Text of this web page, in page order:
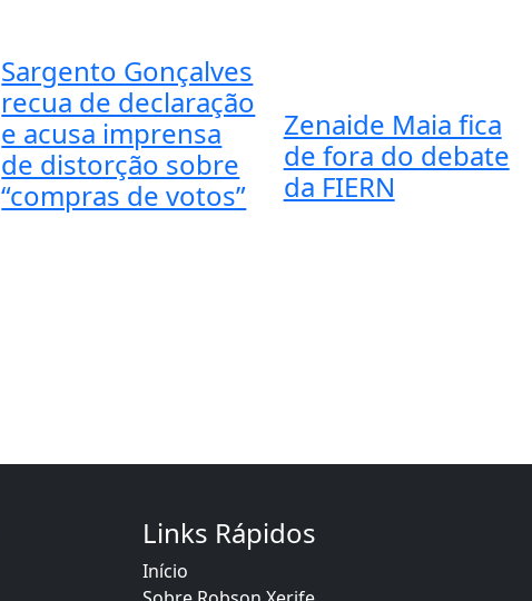
Sargento Gonçalves
recua de declaração
e acusa imprensa
de distorção sobre
“compras de votos”
Zenaide Maia fica
de fora do debate
da FIERN
Links Rápidos
Início